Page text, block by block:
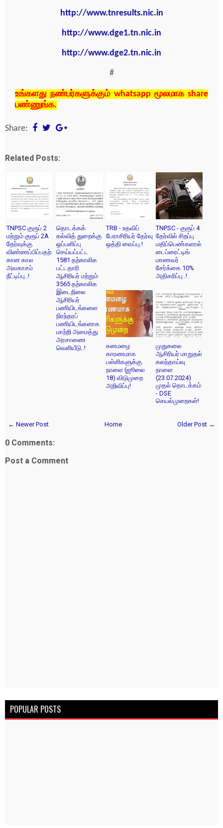
http://www.tnresults.nic.in
http://www.dge1.tn.nic.in
http://www.dge2.tn.nic.in
#
உங்களது நண்பர்களுக்கும் whatsapp மூலமாக share
பண்ணுங்க.
Share:
Related Posts:
TNPSC குரூப் 2
மற்றும் குரூப் 2A
தேர்வுக்கு
விண்ணப்பிப்பதற்
கான கால
அவகாசம்
நீட்டிப்பு..!
தொடக்கக்
கல்வித் துறைக்கு
ஒப்பளிப்பு
செய்யப்பட்ட
1581 தற்காலிக
பட்டதாரி
ஆசிரியர் மற்றும்
3565 தற்காலிக
இடைநிலை
ஆசிரியர்
பணியிடங்களை
நிரந்தரப்
பணியிடங்களாக
மாற்றி அமைத்து
அரசாணை
வெளியீடு..!
TRB - உதவிப்
பேராசிரியர் தேர்வு
ஒத்தி வைப்பு.!
TNPSC - குரூப் 4
தேர்வில் சிறப்பு
மதிப்பெண்களால்
டைப்ரைட்டிங்
மாணவர்
சேர்க்கை 10%
அதிகரிப்பு..!
கனமழை
காரணமாக
பள்ளிகளுக்கு
நாளை (ஜூலை
18) விடுமுறை
அறிவிப்பு!
முதுகலை
ஆசிரியர் மாறுதல்
கலந்தாய்வு
நாளை
(23.07.2024)
முதல் தொடக்கம்
- DSE
செயல்முறைகள்!
← Newer Post Older Post →
Home
0 Comments:
Post a Comment
POPULAR POSTS